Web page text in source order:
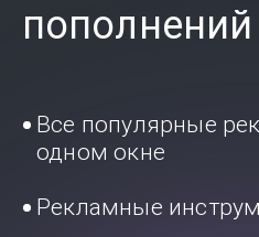
Все популярные
одном окне
Рекламные